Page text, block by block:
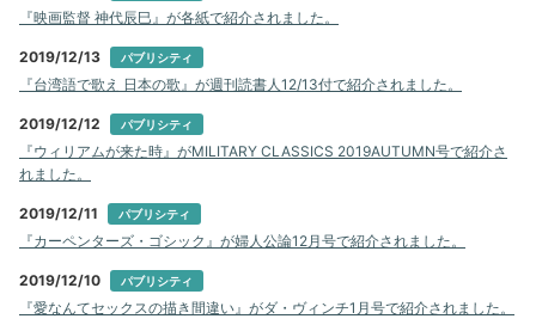
『映画監督 神代辰巳』が各紙で紹介されました。
2019/12/13 パブリシティ
『台湾語で歌え 日本の歌』が週刊読書人12/13付で紹介されました。
2019/12/12 パブリシティ
『ウィリアムが来た時』がMILITARY CLASSICS 2019AUTUMN号で紹介さ
れました。
2019/12/11 パブリシティ
『カーペンターズ・ゴシック』が婦人公論12月号で紹介されました。
2019/12/10 パブリシティ
『愛なんてセックスの描き間違い』がダ・ヴィンチ1月号で紹介されました。